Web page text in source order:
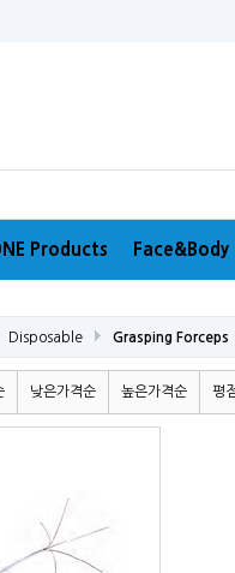
Products
Disposable Grasping Forceps
낮은가격순 높은가격순 평